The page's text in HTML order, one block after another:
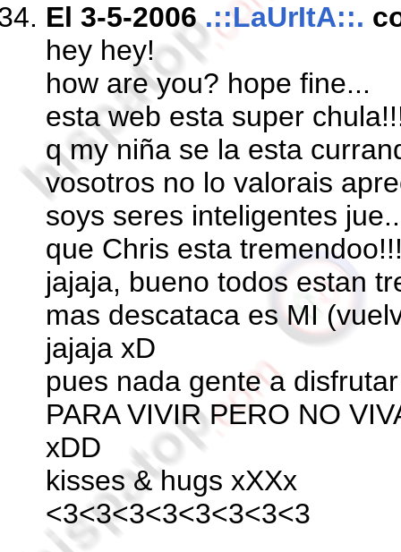
El 3-5-2006.::LaUrItA::.
hey hey!
how are you? hope fine...
esta web esta super
q my niña se la esta
vosotros no lo valorais
soys seres inteligentes
que Chris esta
jajaja, bueno todos estan
mas descataca es MI
jajaja xD
pues nada gente a
PARA VIVIR PERO NO
xDD
kisses & hugs xXXx
<3<3<3<3<3<3<3<3